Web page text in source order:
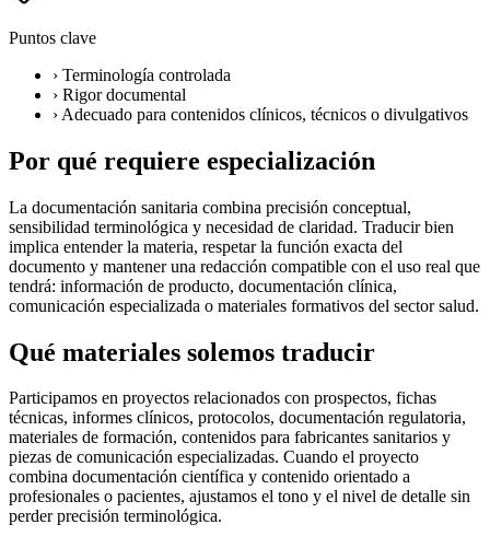
Puntos clave
› Terminología controlada
› Rigor documental
› Adecuado para contenidos clínicos, técnicos o divulgativos
Por qué requiere especialización
La documentación sanitaria combina precisión conceptual,
sensibilidad terminológica y necesidad de claridad. Traducir bien
implica entender la materia, respetar la función exacta del
documento y mantener una redacción compatible con el uso real que
tendrá: información de producto, documentación clínica,
comunicación especializada o materiales formativos del sector salud.
Qué materiales solemos traducir
Participamos en proyectos relacionados con prospectos, fichas
técnicas, informes clínicos, protocolos, documentación regulatoria,
materiales de formación, contenidos para fabricantes sanitarios y
piezas de comunicación especializadas. Cuando el proyecto
combina documentación científica y contenido orientado a
profesionales o pacientes, ajustamos el tono y el nivel de detalle sin
perder precisión terminológica.